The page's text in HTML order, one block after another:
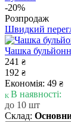
-20%
Розпродаж
Швидкий
Чашка
241 ₴
192 ₴
Економія: 49 ₴
В наявності:
до 10 шт
Склад: